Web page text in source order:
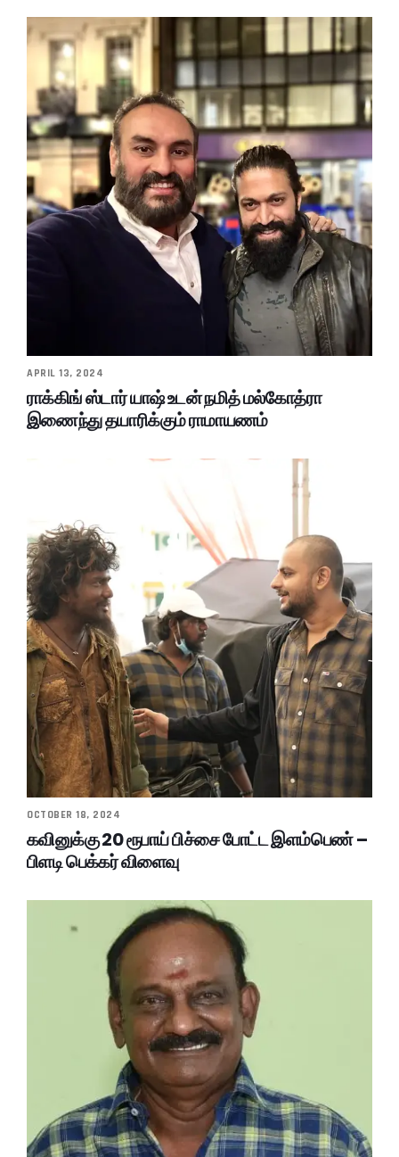
APRIL 13, 2024
ராக்கிங் ஸ்டார் யாஷ் உடன் நமித் மல்கோத்ரா
இணைந்து தயாரிக்கும் ராமாயணம்
OCTOBER 18, 2024
கவினுக்கு 20 ரூபாய் பிச்சை போட்ட இளம்பெண் –
பிளடி பெக்கர் விளைவு